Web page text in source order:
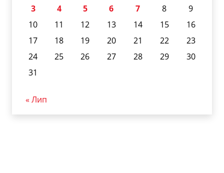
3
4 5 6 7 8
9
10
11 12 13 14 15
16
17
18 19 20 21 22
23
24
25 26 27 28 29
30
31
« Лип